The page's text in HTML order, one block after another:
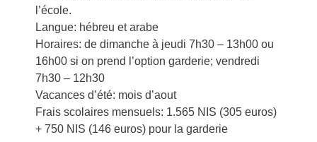
l’école.
Langue: hébreu et arabe
Horaires: de dimanche à jeudi 7h30 – 13h00 ou
16h00 si on prend l’option garderie; vendredi
7h30 – 12h30
Vacances d’été: mois d’aout
Frais scolaires mensuels: 1.565 NIS (305 euros)
+ 750 NIS (146 euros) pour la garderie